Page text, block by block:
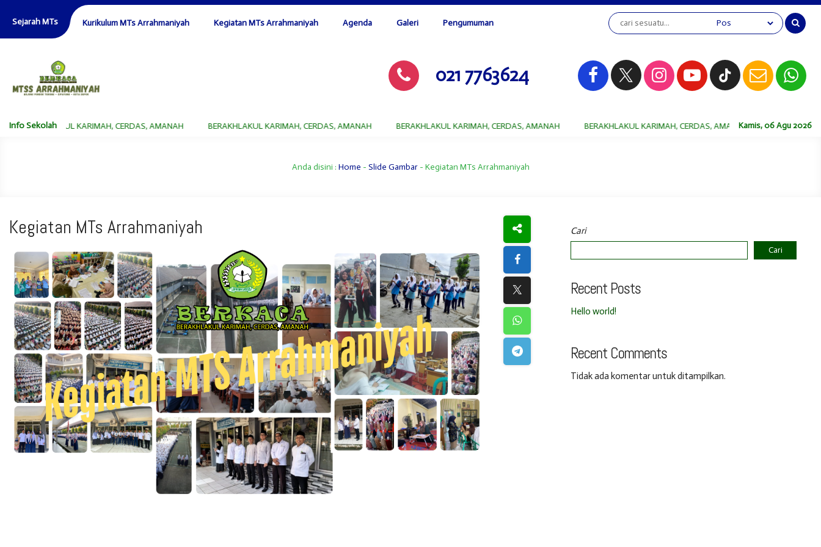
Sejarah MTs Kurikulum MTs Arrahmaniyah Kegiatan MTs Arrahmaniyah Agenda Galeri Pengumuman
021 7763624
Info Sekolah Kamis, 06 Agu 2026
KARIMAH, CERDAS, AMANAH BERAKHLAKUL KARIMAH, CERDAS, AMANAH BERAKHLAKUL KARIMAH, CERDAS, AMANAH BERAKHLAKUL KARIMAH, CERDAS, AMANAH BERAKHLAKUL
Anda disini : Home - Slide Gambar- Kegiatan MTs Arrahmaniyah
Kegiatan MTs Arrahmaniyah Cari
Cari
Recent Posts
Hello world!
Recent Comments
Tidak ada komentar untuk ditampilkan.